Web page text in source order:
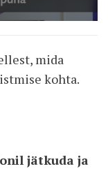
mida
kohta.
jätkuda ja